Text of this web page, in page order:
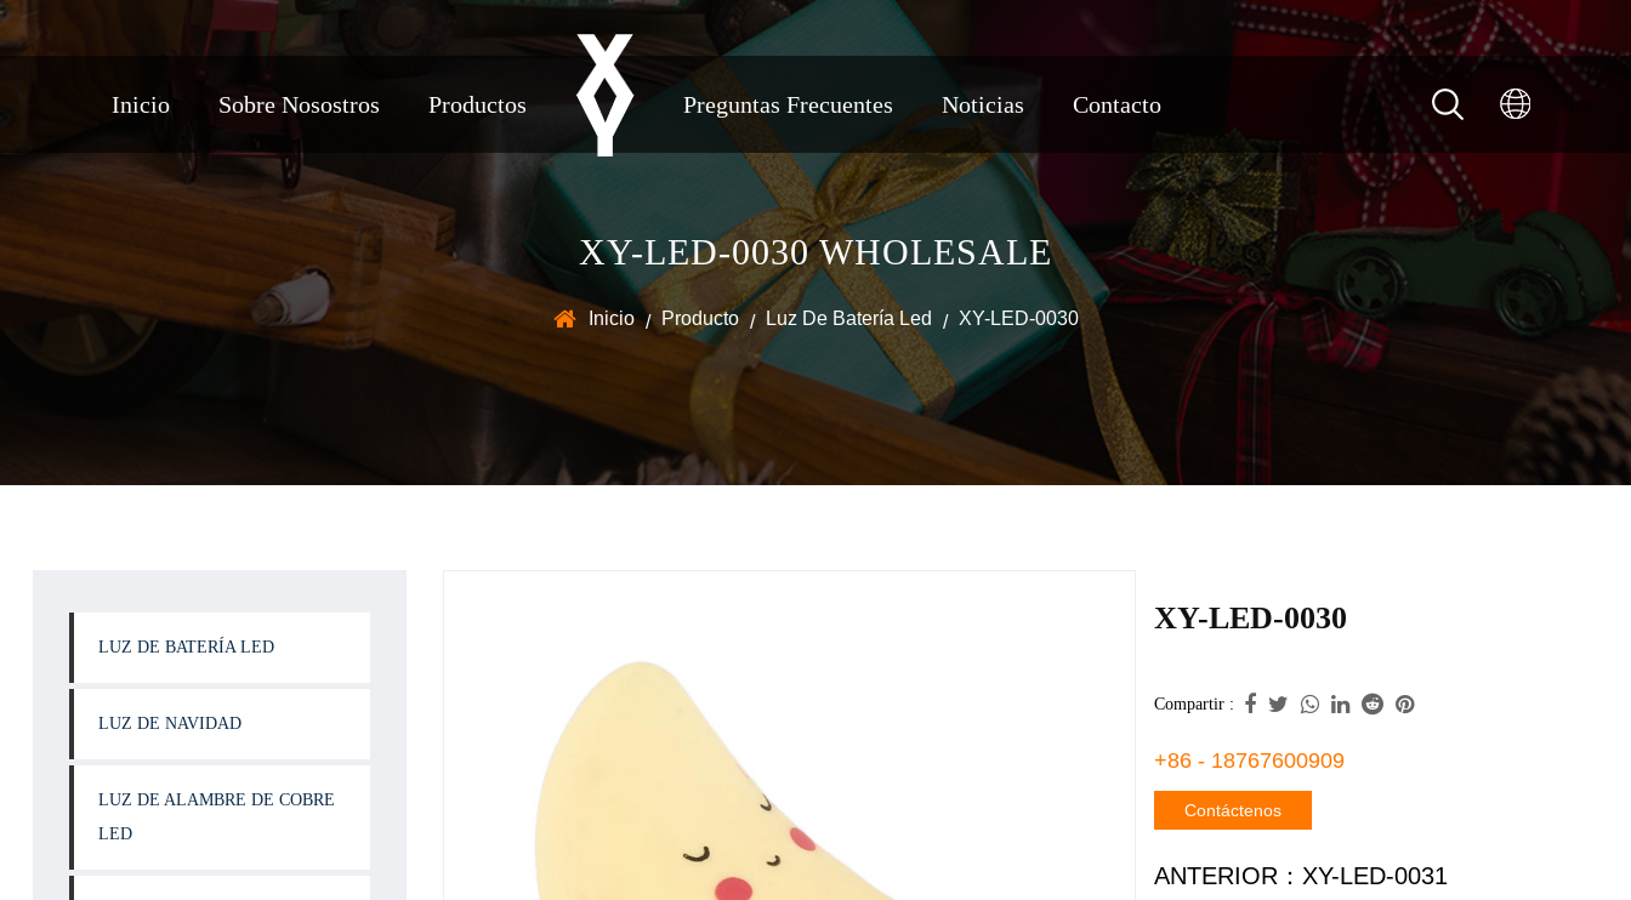
Inicio Sobre Nosostros Productos Preguntas Frecuentes Noticias Contacto
XY-LED-0030 WHOLESALE
Inicio / Producto / Luz De Batería Led / XY-LED-0030
LUZ DE BATERÍA LED
LUZ DE NAVIDAD
LUZ DE ALAMBRE DE COBRE
LED
XY-LED-0030
Compartir :
+86 - 18767600909
Contáctenos
ANTERIOR： XY-LED-0031